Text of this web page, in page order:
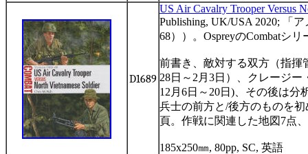
D1689
US Air Cavalry Trooper Versus
Publishing, UK/USA 2020;
「
68））。 OspreyのCombatシリ
前書き、敵対する双方（指揮
28日～ 2 月 3日）、クレージー
12 月 6日～ 20日 ) 、その後は
兵士の前方と/後方のものを
頁。作戦に関連した地図 7点
185x250㎜, 80pp, SC, 英語